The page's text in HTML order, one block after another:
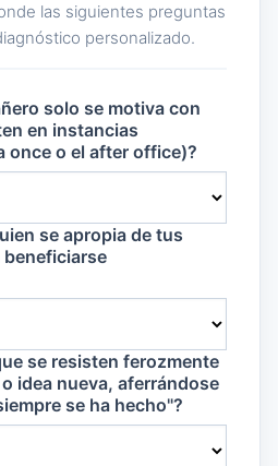
las siguientes preguntas
personalizado.
solo se motiva con
en instancias
once o el after office)?
se apropia de tus
beneficiarse
se resisten ferozmente
idea nueva, aferrándose
se ha hecho"?